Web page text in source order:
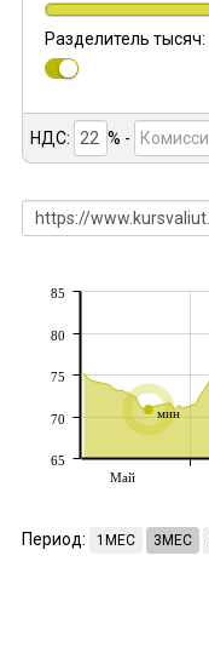
Разделитель тысяч:
НДС: % -
мин
Май
65
70
75
80
85
Период: 1МЕС 3МЕС